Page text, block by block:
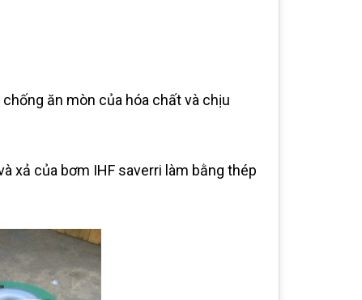
ăn mòn của hóa chất và chịu
xả của bơm IHF saverri làm bằng thép